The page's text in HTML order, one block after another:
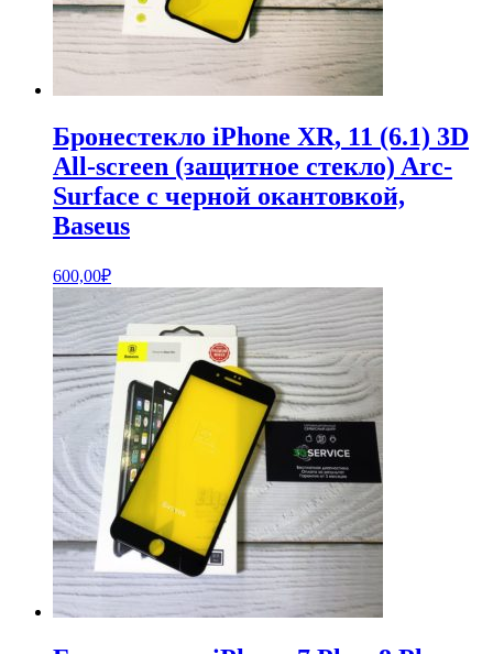
Бронестекло iPhone XR, 11 (6.1) 3D
All-screen (защитное стекло) Arc-
Surface с черной окантовкой,
Baseus
600,00₽